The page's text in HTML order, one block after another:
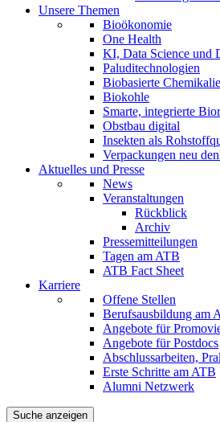
Unsere Themen
Bioökonomie
One Health
KI, Data Science und
Paluditechnologien
Biobasierte
Biokohle
Smarte, integrierte
Obstbau digital
Insekten als
Verpackungen neu
Aktuelles und Presse
News
Veranstaltungen
Rückblick
Archiv
Pressemitteilungen
Tagen am ATB
ATB Fact Sheet
Karriere
Offene Stellen
Berufsausbildung am
Angebote für
Angebote für Postdocs
Abschlussarbeiten,
Erste Schritte am ATB
Alumni Netzwerk
Suche anzeigen